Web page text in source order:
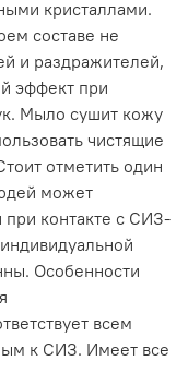
кристаллами.
составе не
и раздражителей,
эффект при
Мыло сушит кожу
чистящие
отметить один
может
при контакте с СИЗ-
Особенности
всем
к СИЗ. Имеет все